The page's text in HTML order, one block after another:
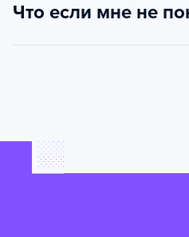
Что если мне не